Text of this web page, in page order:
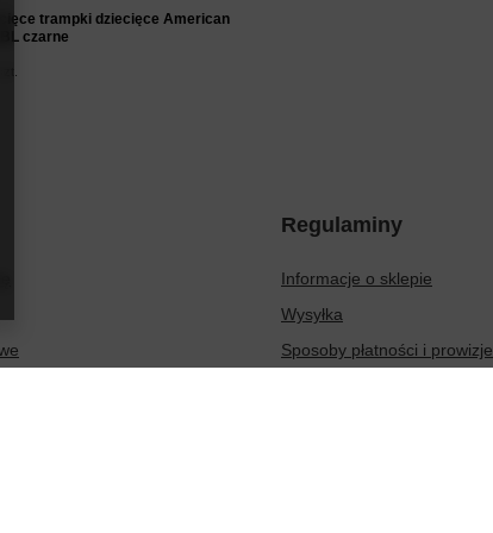
trampki dziecięce American
czarne
Regulaminy
Informacje o sklepie
Wysyłka
Sposoby płatności i prowizje